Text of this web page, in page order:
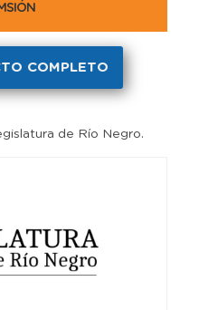
COMPLETO
de Río Negro.